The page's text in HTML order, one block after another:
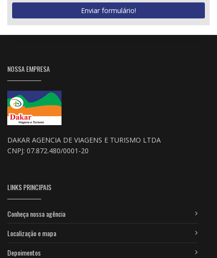
Enviar formulário!
NOSSA EMPRESA
DAKAR AGENCIA DE VIAGENS E TURISMO LTDA
CNPJ: 07.872.480/0001-20
LINKS PRINCIPAIS
Conheça nossa agência
Localização e mapa
Depoimentos